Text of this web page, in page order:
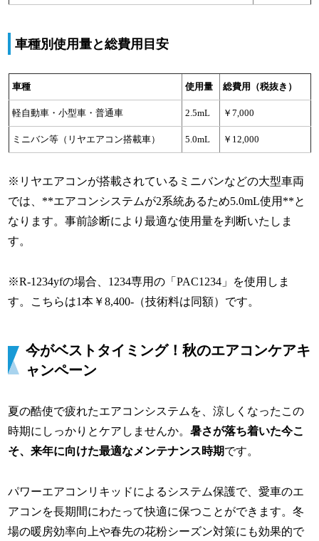
車種別使用量と総費用目安
車種 使用量 総費用（税抜き）
軽自動車・小型車・普通車 2.5mL ￥7,000
ミニバン等（リヤエアコン搭載車） 5.0mL ￥12,000
※リヤエアコンが搭載されているミニバンなどの大型車両
では、**エアコンシステムが2系統あるため5.0mL使用**と
なります。事前診断により最適な使用量を判断いたしま
す。
※R-1234yfの場合、1234専用の「PAC1234」を使用しま
す。こちらは1本￥8,400-（技術料は同額）です。
今がベストタイミング！秋のエアコンケアキ
ャンペーン
夏の酷使で疲れたエアコンシステムを、涼しくなったこの
時期にしっかりとケアしませんか。暑さが落ち着いた今こ
そ、来年に向けた最適なメンテナンス時期です。
パワーエアコンリキッドによるシステム保護で、愛車のエ
アコンを長期間にわたって快適に保つことができます。冬
場の暖房効率向上や春先の花粉シーズン対策にも効果的で